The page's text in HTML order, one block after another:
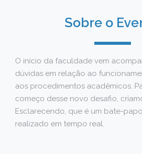
Sobre o
O início da faculdade vem
dúvidas em relação ao
aos procedimentos acadêmicos.
começo desse novo desafio,
Esclarecendo, que é um bate-
realizado em tempo real.